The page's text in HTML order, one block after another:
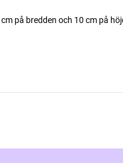
på bredden och 10 cm på